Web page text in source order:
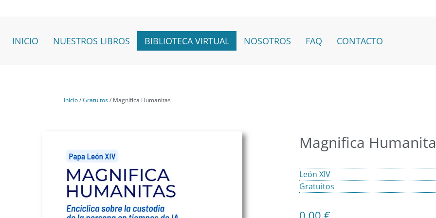
INICIO NUESTROS LIBROS BIBLIOTECA VIRTUAL NOSOTROS FAQ CONTACTO
Inicio/Gratuitos/ Magnifica Humanitas
Magnifica
León XIV
Gratuitos
0,00 €